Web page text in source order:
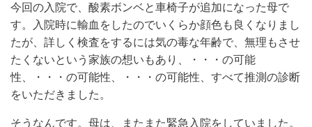
今回の入院で、酸素ボンベと車椅子が追加になった母で
す。入院時に輸血をしたのでいくらか顔色も良くなりまし
たが、詳しく検査をするには気の毒な年齢で、無理もさせ
たくないという家族の想いもあり、・・・の可能
性、・・・の可能性、・・・の可能性、すべて推測の診断
をいただきました。
そうなんです。母は、またまた緊急入院をしていました。